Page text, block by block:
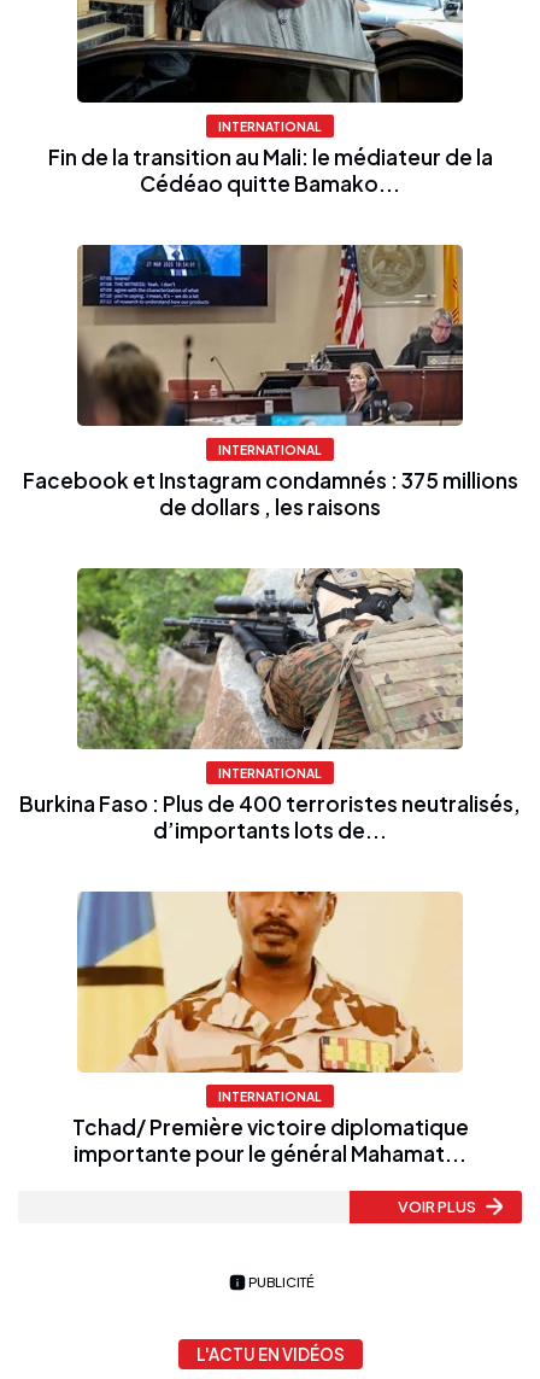
INTERNATIONAL
Fin de la transition au Mali: le médiateur de la
Cédéao quitte Bamako...
INTERNATIONAL
Facebook et Instagram condamnés : 375 millions
de dollars , les raisons
INTERNATIONAL
Burkina Faso : Plus de 400 terroristes neutralisés,
d’importants lots de...
INTERNATIONAL
Tchad/ Première victoire diplomatique
importante pour le général Mahamat...
VOIR PLUS
PUBLICITÉ
L'ACTU EN VIDÉOS